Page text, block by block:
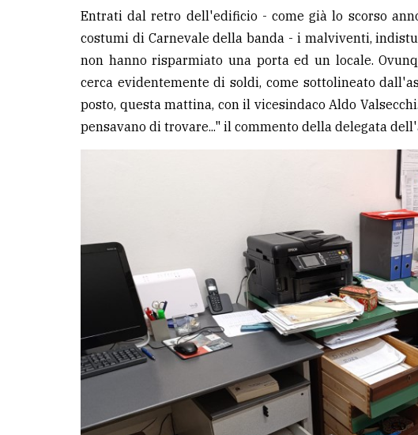
Entrati dal retro dell'edificio - come già lo scorso
costumi di Carnevale della banda - i malviventi,
non hanno risparmiato una porta ed un locale.
cerca evidentemente di soldi, come sottolineato
posto, questa mattina, con il vicesindaco Aldo
pensavano di trovare..." il commento della delegata